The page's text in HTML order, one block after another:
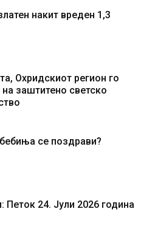
накит вреден 1,3
Охридскиот регион го
заштитено светско
се поздрави?
Петок 24. Јули 2026 година